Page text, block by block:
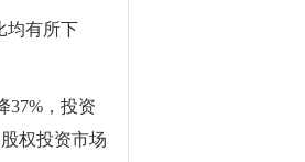
均有所下
37%，投资
权投资市场